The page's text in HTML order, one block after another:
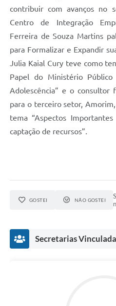
contribuir com avanços no
Centro de Integração
Ferreira de Souza Martins
para Formalizar e Expandir
Julia Kaial Cury teve como
Papel do Ministério
Adolescência” e o consultor
para o terceiro setor,
tema “Aspectos
captação de recursos”.
GOSTEI NÃO GOSTEI
Secretarias